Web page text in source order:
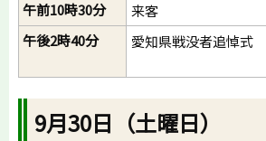
午前10時30分
来客
午後2時40分
愛知県戦没者追悼式
9月30日（土曜日）